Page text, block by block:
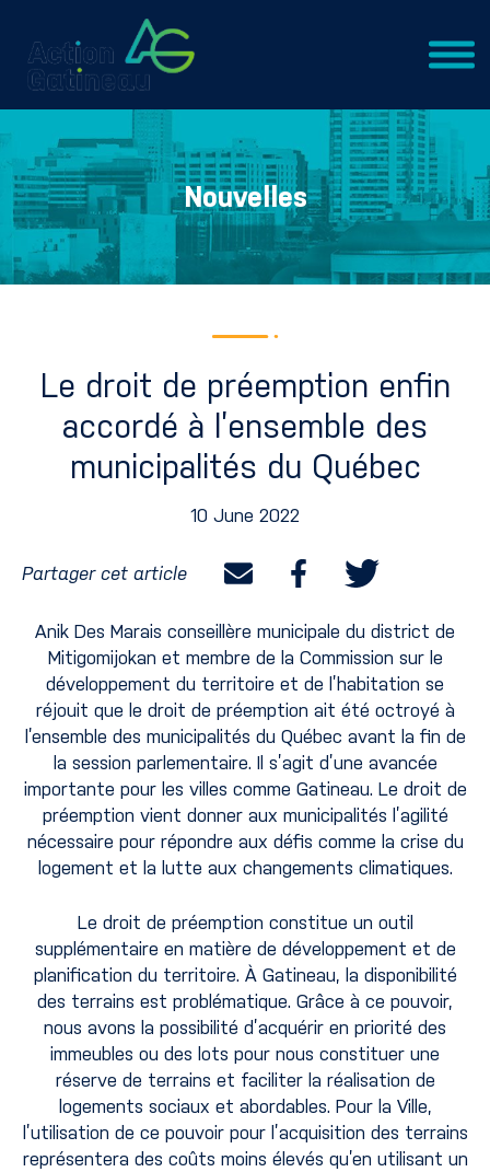
Nouvelles
Le droit de préemption enfin
accordé à l’ensemble des
municipalités du Québec
10 June 2022
Partager cet article
Anik Des Marais conseillère municipale du district de
Mitigomijokan et membre de la Commission sur le
développement du territoire et de l’habitation se
réjouit que le droit de préemption ait été octroyé à
l’ensemble des municipalités du Québec avant la fin de
la session parlementaire. Il s’agit d’une avancée
importante pour les villes comme Gatineau. Le droit de
préemption vient donner aux municipalités l’agilité
nécessaire pour répondre aux défis comme la crise du
logement et la lutte aux changements climatiques.
Le droit de préemption constitue un outil
supplémentaire en matière de développement et de
planification du territoire. À Gatineau, la disponibilité
des terrains est problématique. Grâce à ce pouvoir,
nous avons la possibilité d’acquérir en priorité des
immeubles ou des lots pour nous constituer une
réserve de terrains et faciliter la réalisation de
logements sociaux et abordables. Pour la Ville,
l’utilisation de ce pouvoir pour l’acquisition des terrains
représentera des coûts moins élevés qu’en utilisant un